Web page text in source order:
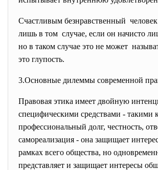
Счастливым безнравственный
лишь в том случае, если он начисто
но в таком случае это не может
это глупость.
3.Основные дилеммы современной
Правовая этика имеет двойную
специфическими средствами - такими
профессиональный долг, честность,
самореализация - она защищает
рамках всего общества, но
представляет и защищает интересы